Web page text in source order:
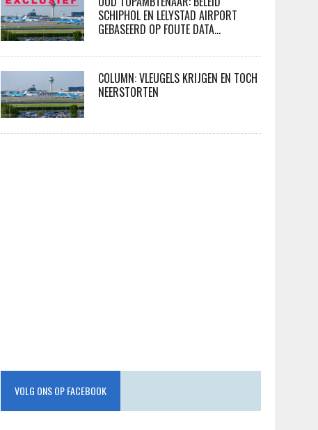
SCHIPHOL EN LELYSTAD AIRPORT
GEBASEERD OP FOUTE DATA…
COLUMN: VLEUGELS KRIJGEN EN TOCH
NEERSTORTEN
VOLG ONS OP FACEBOOK